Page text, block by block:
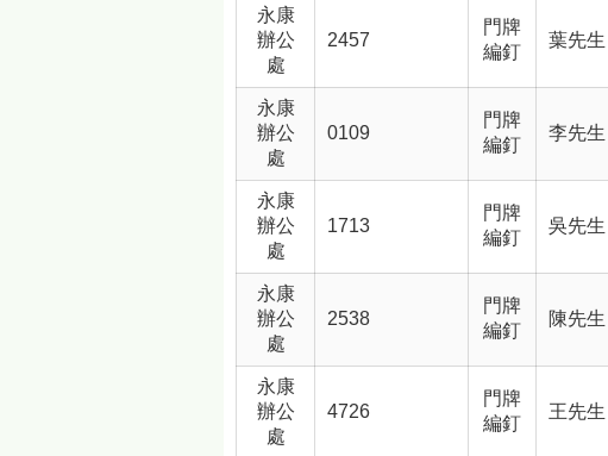
永康
辦公
處
2457
門牌
編釘
葉先生
永康
辦公
處
0109
門牌
編釘
李先生
永康
辦公
處
1713
門牌
編釘
吳先生
永康
辦公
處
2538
門牌
編釘
陳先生
永康
辦公
處
4726
門牌
編釘
王先生